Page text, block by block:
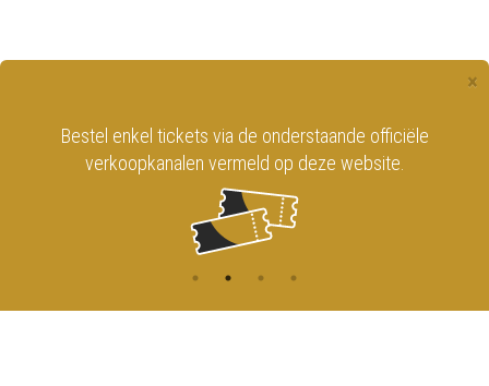
×
Bestel enkel tickets via de onderstaande officiële
verkoopkanalen vermeld op deze website.